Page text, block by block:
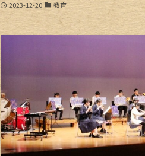
2023-12-20 教育